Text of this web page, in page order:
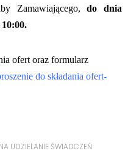
Zamawiającego,do dnia
ofert oraz formularz
do składania ofert-
UDZIELANIE ŚWIADCZEŃ